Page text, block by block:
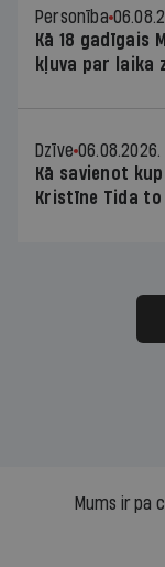
Personība
Kā 18 gadīgais
kļuva par laika
Dzīve 06.08.2026.
Kā savienot
Kristīne Tida to
Mums ir pa